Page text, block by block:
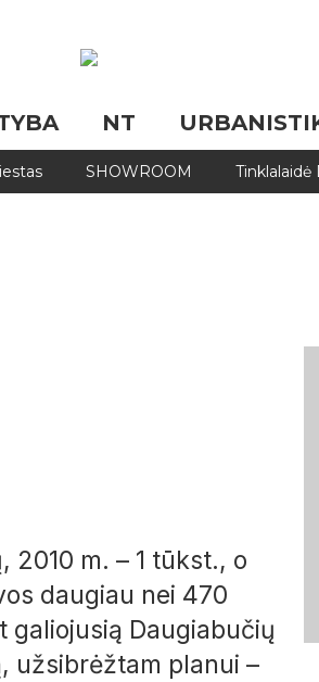
NT
SHOWROOM Tinklalaidė
m. – 1 tūkst., o
daugiau nei 470
galiojusią Daugiabučių
užsibrėžtam planui –